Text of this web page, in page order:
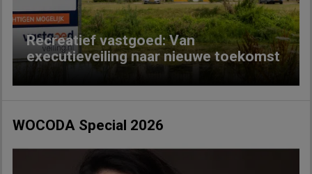
Recreatief vastgoed: Van
executieveiling naar nieuwe toekomst
WOCODA Special 2026